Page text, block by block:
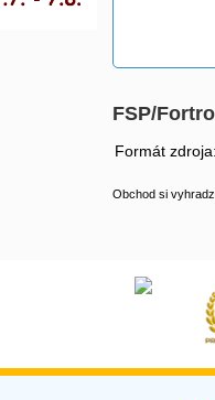
FSP/
Formát
Obchod si